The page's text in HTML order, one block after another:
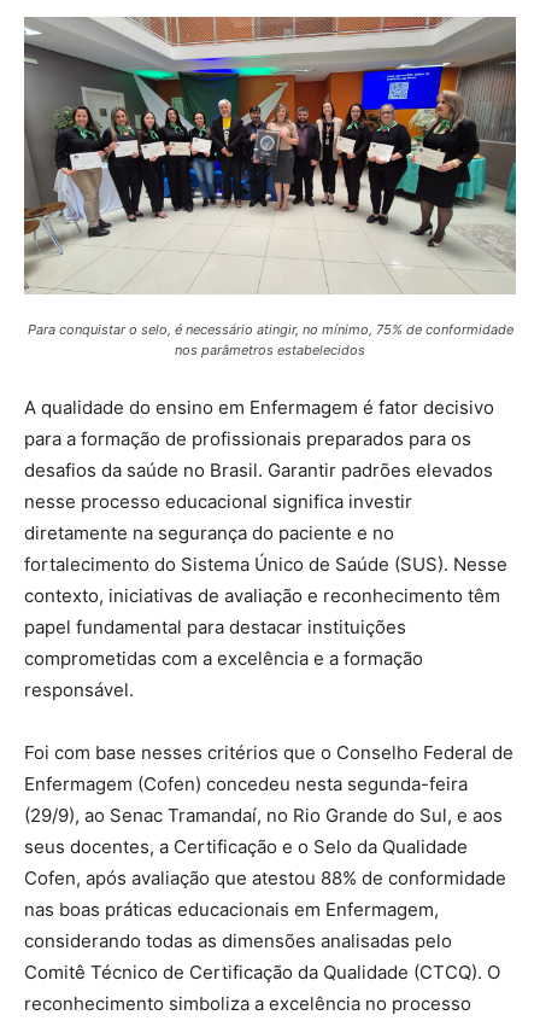
Para conquistar o selo, é necessário atingir, no mínimo, 75% de conformidade
nos parâmetros estabelecidos
A qualidade do ensino em Enfermagem é fator decisivo
para a formação de profissionais preparados para os
desafios da saúde no Brasil. Garantir padrões elevados
nesse processo educacional significa investir
diretamente na segurança do paciente e no
fortalecimento do Sistema Único de Saúde (SUS). Nesse
contexto, iniciativas de avaliação e reconhecimento têm
papel fundamental para destacar instituições
comprometidas com a excelência e a formação
responsável.
Foi com base nesses critérios que o Conselho Federal de
Enfermagem (Cofen) concedeu nesta segunda-feira
(29/9), ao Senac Tramandaí, no Rio Grande do Sul, e aos
seus docentes, a Certificação e o Selo da Qualidade
Cofen, após avaliação que atestou 88% de conformidade
nas boas práticas educacionais em Enfermagem,
considerando todas as dimensões analisadas pelo
Comitê Técnico de Certificação da Qualidade (CTCQ). O
reconhecimento simboliza a excelência no processo